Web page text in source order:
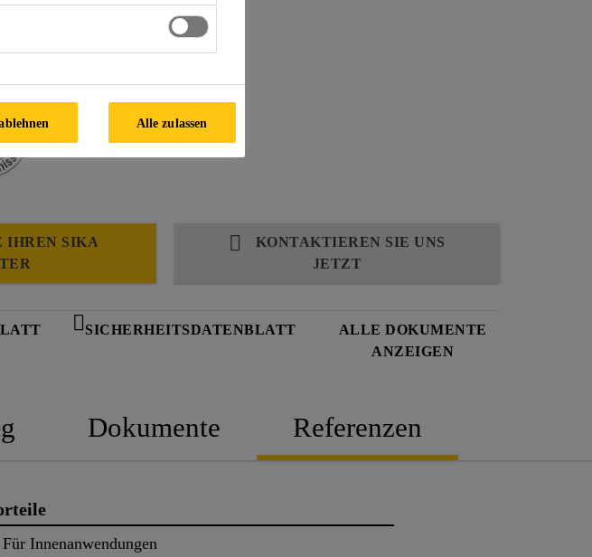
und Verlaufseigenschaften
IHREN SIKA
KONTAKTIEREN SIE UNS
JETZT
SICHERHEITSDATENBLATT
ALLE DOKUMENTE
ANZEIGEN
Dokumente Referenzen
Für Innenanwendungen
Alle zulassen